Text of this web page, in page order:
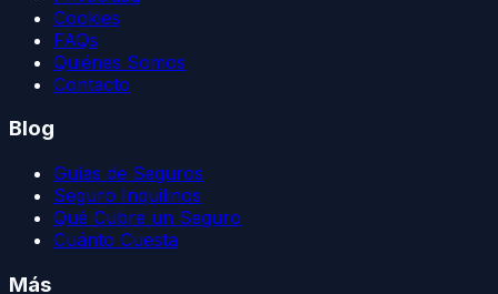
Cookies
FAQs
Quiénes Somos
Contacto
Blog
Guías de Seguros
Seguro Inquilinos
Qué Cubre un Seguro
Cuánto Cuesta
Más